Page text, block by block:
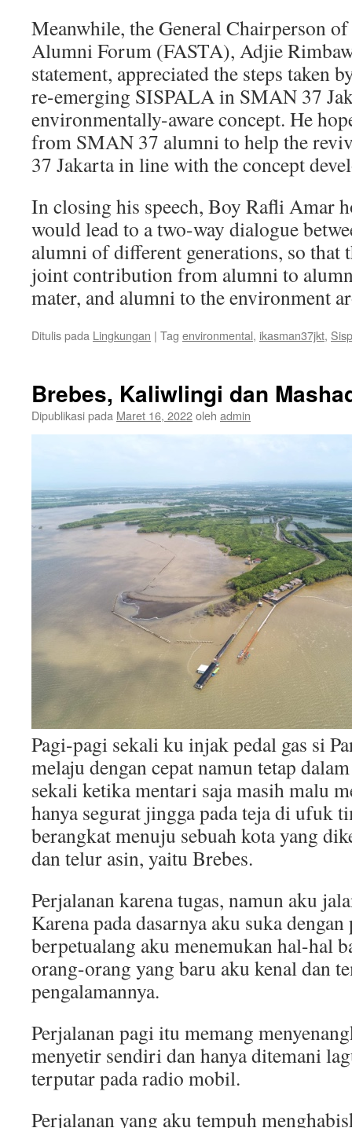
Meanwhile, the General Chairperson
Alumni Forum (FASTA), Adjie
statement, appreciated the steps
re-emerging SISPALA in SMAN 37
environmentally-aware concept. He
from SMAN 37 alumni to help the
37 Jakarta in line with the concept
In closing his speech, Boy Rafli Amar
would lead to a two-way dialogue
alumni of different generations, so that
joint contribution from alumni to
mater, and alumni to the environment
Ditulis pada Lingkungan | Tag environmental, ikasman37jkt,
Brebes, Kaliwlingi dan
Dipublikasi pada Maret 16, 2022oleh admin
Pagi-pagi sekali ku injak pedal gas si
melaju dengan cepat namun tetap
sekali ketika mentari saja masih malu
hanya segurat jingga pada teja di ufuk
berangkat menuju sebuah kota yang
dan telur asin, yaitu Brebes.
Perjalanan karena tugas, namun aku
Karena pada dasarnya aku suka
berpetualang aku menemukan hal-hal
orang-orang yang baru aku kenal dan
pengalamannya.
Perjalanan pagi itu memang
menyetir sendiri dan hanya ditemani
terputar pada radio mobil.
Perjalanan yang aku tempuh